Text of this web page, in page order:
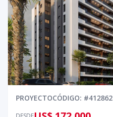
PROYECTOCÓDIGO: #412862